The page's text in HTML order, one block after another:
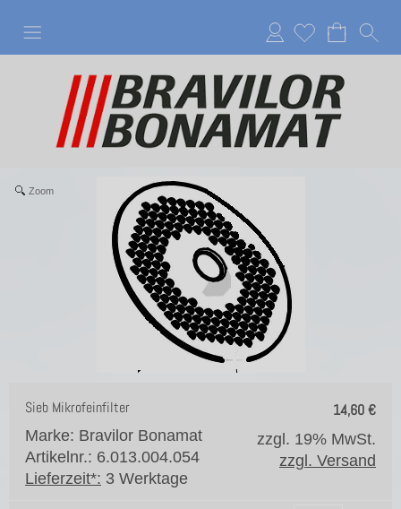
Anmelden
Zoom
14,60€
Sieb Mikrofeinfilter
Marke: Bravilor Bonamat
Artikelnr.: 6.013.004.054
Lieferzeit*: 3 Werktage
zzgl. 19% MwSt.
zzgl. Versand